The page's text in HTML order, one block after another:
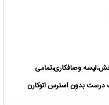
وصافکاری،تمامی